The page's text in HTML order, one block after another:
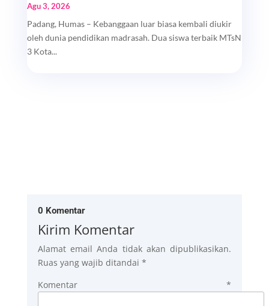
Agu 3, 2026
Padang, Humas – Kebanggaan luar biasa kembali diukir
oleh dunia pendidikan madrasah. Dua siswa terbaik MTsN
3 Kota...
0 Komentar
Kirim Komentar
Alamat email Anda tidak akan dipublikasikan.
Ruas yang wajib ditandai *
Komentar*